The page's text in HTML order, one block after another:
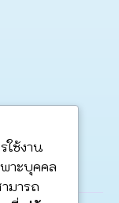
ใช้งาน
าะบุคคล
มารถ